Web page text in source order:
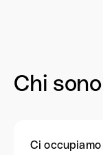
Chi sono
Ci